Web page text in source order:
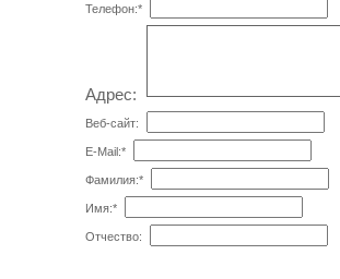
Телефон:*
Адрес:
Веб-сайт:
E-Mail:*
Фамилия:*
Имя:*
Отчество: